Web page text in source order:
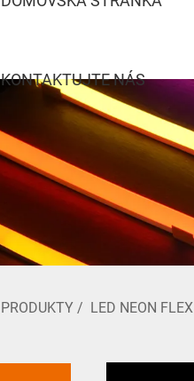
KONTAKTUJTE NÁS
PRODUKTY / LED NEON FLEX